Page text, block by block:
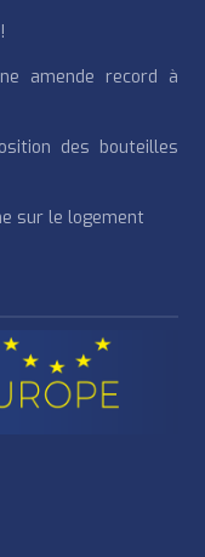
amende record à
des bouteilles
sur le logement